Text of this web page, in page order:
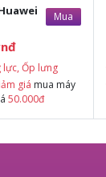
Mua
lực, Ốp lưng
giá mua máy
50.000đ